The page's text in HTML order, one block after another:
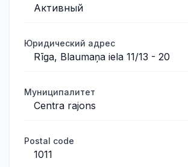
Активный
Юридический адрес
Rīga, Blaumaņa iela 11/13 - 20
Муниципалитет
Centra rajons
Postal code
1011